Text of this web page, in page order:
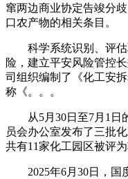
窜两边商业协定告竣分
口农产物的相关条目。
科学系统识别、评估
险，建立平安风险管控
司组织编制了《化工安
称《。。。
从5月30日至7月1日
员会办公室发布了三批
共有11家化工园区被评
2025年6月30日，国